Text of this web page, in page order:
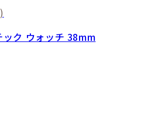
ク ウォッチ 38mm